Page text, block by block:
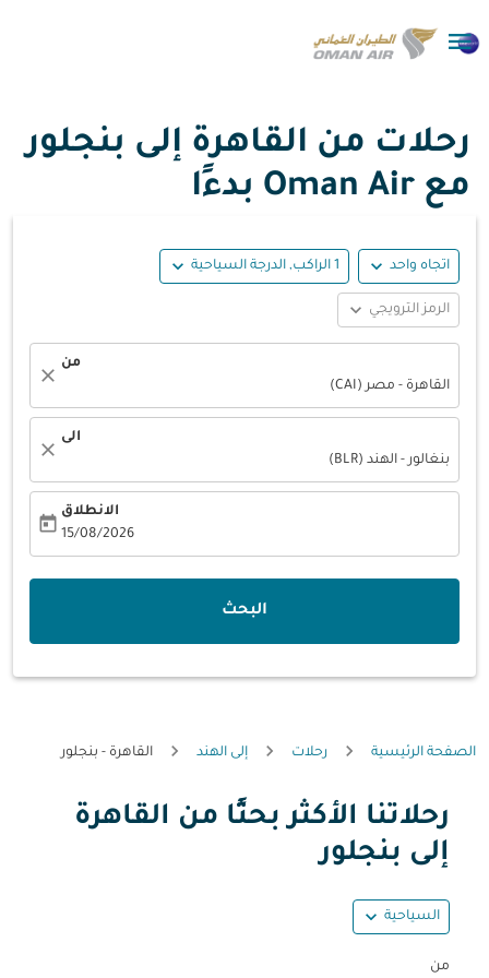

رحلات من القاهرة إلى بنجلور
مع Oman Air بدءًا
اتجاه واحد expand_more 1 الراكب, الدرجة السياحية expand_more
الرمز الترويجي expand_more
من
القاهرة - مصر (CAI)
close
الى
بنغالور - الهند (BLR)
close
الانطلاق
15/08/2026
today
البحث
الصفحة الرئيسية رحلات إلى الهند القاهرة - بنجلور
رحلاتنا الأكثر بحثًا من القاهرة
إلى بنجلور
السياحية expand_more
من
حاول تحديث الرحلة (مغادرة و/أو وجهة) أو التفاعل مع